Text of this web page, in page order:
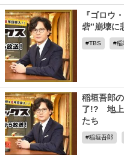
『ゴロウ
砦”崩壊に
TBS 稲
稲垣吾郎
了!? 地上
たち
稲垣吾郎